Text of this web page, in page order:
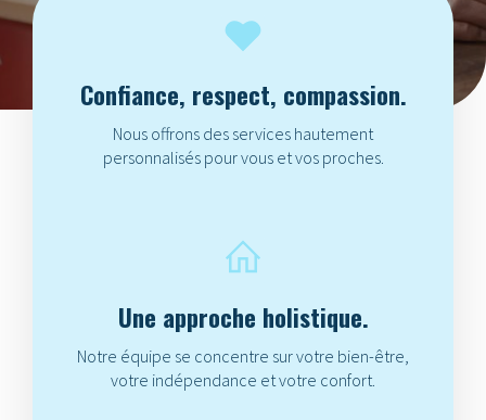
Confiance, respect, compassion.
Nous offrons des services hautement
personnalisés pour vous et vos proches.
Une approche holistique.
Notre équipe se concentre sur votre bien-être,
votre indépendance et votre confort.